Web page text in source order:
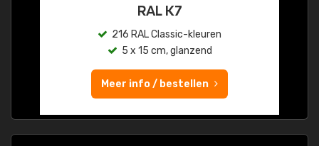
RAL K7
216 RAL Classic-kleuren
5 x 15 cm, glanzend
Meer info / bestellen